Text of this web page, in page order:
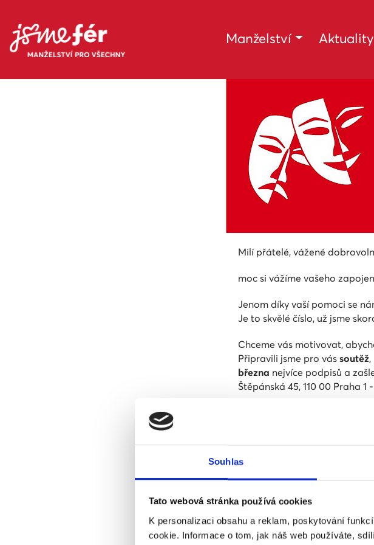
Souhlas
Tato webová stránka používá cookies
K personalizaci obsahu a reklam, poskytování
cookie. Informace o tom, jak náš web používáte,
Manželství Aktuality
Milí přátelé, vážené
moc si vážíme vašeho
Jenom díky vaší pomoci se
Je to skvělé číslo, už jsme
Chceme vás motivovat,
Připravili jsme pro vás soutěž,
března nejvíce podpisů a
Štěpánská 45, 110 00 Praha
razítkem pošty nejpozději ze
zhlédnete8. 4. hru Mikea
který za tuto roli získal Cenu
Zlomatkas Jitkou Smutnou v